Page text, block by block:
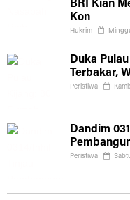
BRI Kian
Kon
Hukrim
Duka
Terbakar,
Peristiwa
Dandim
Peristiwa